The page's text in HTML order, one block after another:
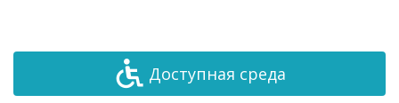
Доступная среда